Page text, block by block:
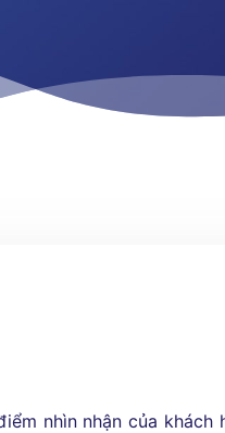
nhìn nhận của khách